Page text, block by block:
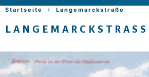
Startseite Langemarckstraße
LANGEMARCKSTRASSE